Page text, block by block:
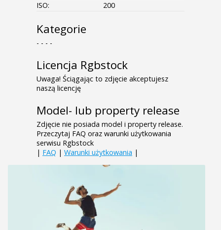
ISO:
200
Kategorie
- - - -
Licencja Rgbstock
Uwaga! Ściągając to zdjęcie akceptujesz
naszą licencję
Model- lub property release
Zdjęcie nie posiada model i property release.
Przeczytaj FAQ oraz warunki użytkowania
serwisu Rgbstock
| FAQ | Warunki użytkowania |